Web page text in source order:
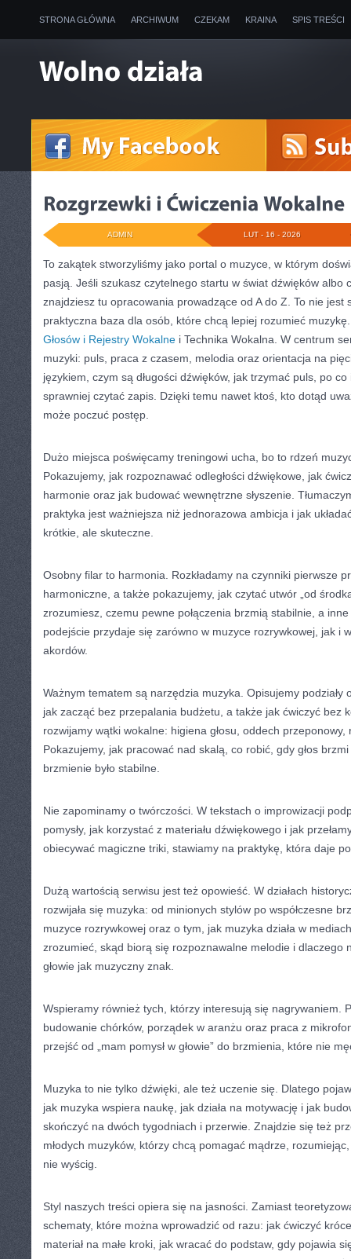
STRONA GŁÓWNA ARCHIWUM CZEKAM KRAINA SPIS TREŚCI
LUT - 16 - 2026
ADMIN
To zakątek stworzyliśmy jako portal o muzyce, w którym
pasją. Jeśli szukasz czytelnego startu w świat dźwięków albo
znajdziesz tu opracowania prowadzące od A do Z. To nie jest
praktyczna baza dla osób, które chcą lepiej rozumieć
Głosów i Rejestry Wokalne i Technika Wokalna. W centrum
muzyki: puls, praca z czasem, melodia oraz orientacja na
językiem, czym są długości dźwięków, jak trzymać puls, po
sprawniej czytać zapis. Dzięki temu nawet ktoś, kto dotąd
może poczuć postęp.
Dużo miejsca poświęcamy treningowi ucha, bo to rdzeń
Pokazujemy, jak rozpoznawać odległości dźwiękowe, jak
harmonie oraz jak budować wewnętrzne słyszenie.
praktyka jest ważniejsza niż jednorazowa ambicja i jak
krótkie, ale skuteczne.
Osobny filar to harmonia. Rozkładamy na czynniki pierwsze
harmoniczne, a także pokazujemy, jak czytać utwór „od
zrozumiesz, czemu pewne połączenia brzmią stabilnie, a
podejście przydaje się zarówno w muzyce rozrywkowej, jak i
akordów.
Ważnym tematem są narzędzia muzyka. Opisujemy podziały
jak zacząć bez przepalania budżetu, a także jak ćwiczyć bez
rozwijamy wątki wokalne: higiena głosu, oddech
Pokazujemy, jak pracować nad skalą, co robić, gdy głos
brzmienie było stabilne.
Nie zapominamy o twórczości. W tekstach o improwizacji
pomysły, jak korzystać z materiału dźwiękowego i jak
obiecywać magiczne triki, stawiamy na praktykę, która daje
Dużą wartością serwisu jest też opowieść. W działach
rozwijała się muzyka: od minionych stylów po współczesne
muzyce rozrywkowej oraz o tym, jak muzyka działa w
zrozumieć, skąd biorą się rozpoznawalne melodie i dlaczego
głowie jak muzyczny znak.
Wspieramy również tych, którzy interesują się nagrywaniem.
budowanie chórków, porządek w aranżu oraz praca z
przejść od „mam pomysł w głowie” do brzmienia, które nie
Muzyka to nie tylko dźwięki, ale też uczenie się. Dlatego
jak muzyka wspiera naukę, jak działa na motywację i jak
skończyć na dwóch tygodniach i przerwie. Znajdzie się też
młodych muzyków, którzy chcą pomagać mądrze,
nie wyścig.
Styl naszych treści opiera się na jasności. Zamiast
schematy, które można wprowadzić od razu: jak ćwiczyć
materiał na małe kroki, jak wracać do podstaw, gdy pojawia